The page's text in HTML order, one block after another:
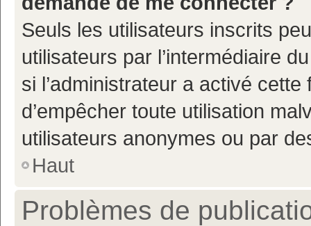
Seuls les utilisateurs inscrits
utilisateurs par l’intermédiaire
si l’administrateur a activé
d’empêcher toute utilisation
utilisateurs anonymes ou par
Haut
Problèmes de